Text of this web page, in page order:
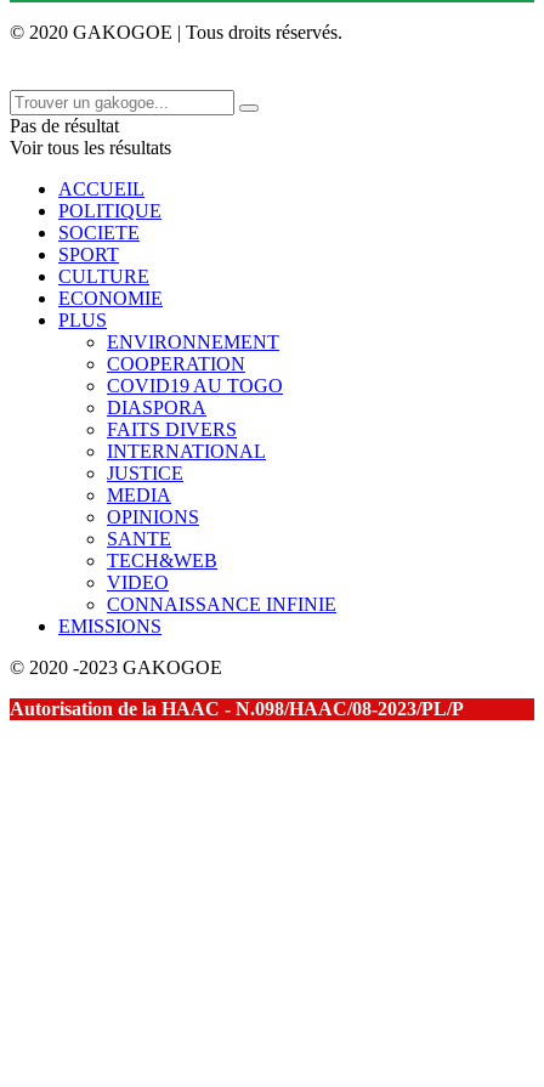
© 2020 GAKOGOE | Tous droits réservés.
Pas de résultat
Voir tous les résultats
ACCUEIL
POLITIQUE
SOCIETE
SPORT
CULTURE
ECONOMIE
PLUS
ENVIRONNEMENT
COOPERATION
COVID19 AU TOGO
DIASPORA
FAITS DIVERS
INTERNATIONAL
JUSTICE
MEDIA
OPINIONS
SANTE
TECH&WEB
VIDEO
CONNAISSANCE INFINIE
EMISSIONS
© 2020 -2023 GAKOGOE
Autorisation de la HAAC - N.098/HAAC/08-2023/PL/P